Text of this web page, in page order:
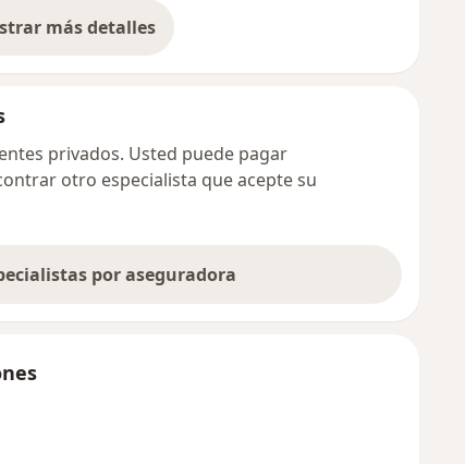
más detalles
sobre la dirección
privados. Usted puede pagar
otro especialista que acepte su
por aseguradora